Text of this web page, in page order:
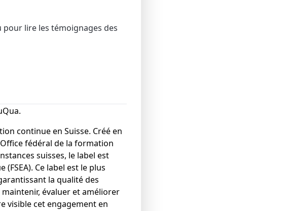
lire les témoignages des
continue en Suisse. Créé en
fédéral de la formation
suisses, le label est
Ce label est le plus
la qualité des
évaluer et améliorer
visible cet engagement en